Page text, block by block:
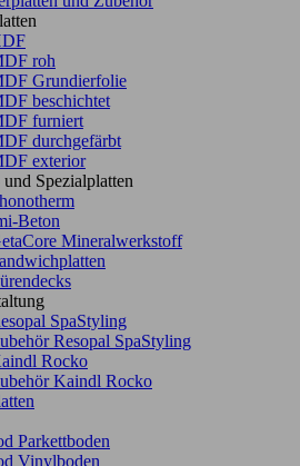
roh
Grundierfolie
beschichtet
furniert
durchgefärbt
exterior
Spezialplatten
Beton
Mineralwerkstoff
SpaStyling
Resopal SpaStyling
Rocko
Kaindl Rocko
Parkettboden
Vinylboden